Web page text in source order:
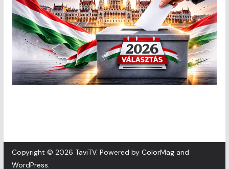
Copyright © 2026 TaviTV. Powered by ColorMagand
WordPress.